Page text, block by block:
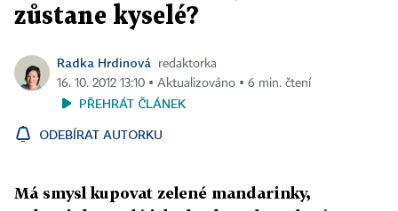
zůstane kyselé?
Radka Hrdinová
redaktorka
16. 10. 2012 13:10 ▪ Aktualizováno ▪ 6 min. čtení
PŘEHRÁT ČLÁNEK
ODEBÍRAT AUTORKU
Má smysl kupovat zelené mandarinky,